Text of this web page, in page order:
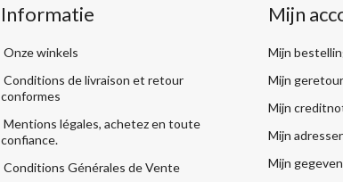
Informatie
Onze winkels
Conditions de livraison et retour
conformes
Mentions légales, achetez en toute
confiance.
Conditions Générales de Vente
Mijn
Mijn
Mijn
Mijn
Mijn
Mijn